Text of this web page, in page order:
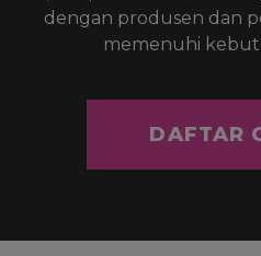
dengan produsen dan
memenuhi
DAFTAR